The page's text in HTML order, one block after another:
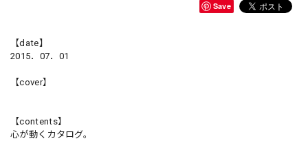
Save
【date】
2015．07．01
【cover】
【contents】
心が動くカタログ。